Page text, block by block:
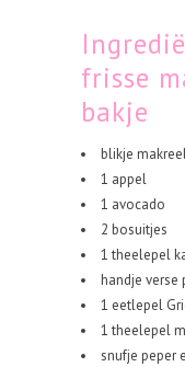
frisse
bakje
blikje
1 appel
1 avocado
2 bosuitjes
1 theelepel
handje verse
1 eetlepel
1 theelepel
snufje peper